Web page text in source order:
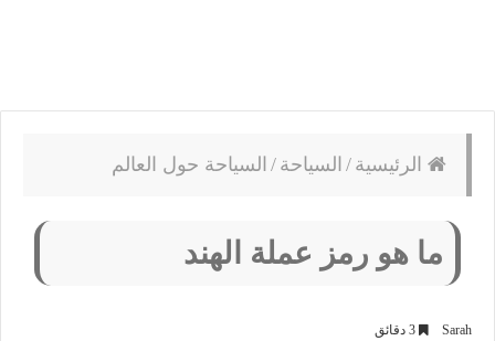
الرئيسية / السياحة / السياحة حول العالم
ما هو رمز عملة الهند
Sarah